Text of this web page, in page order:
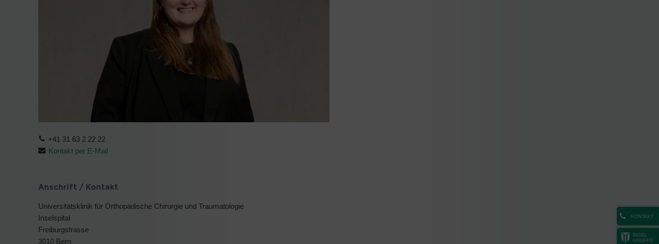
KONTAKT
INSEL
GRUPPE
+41 31 63 2 22 22
Kontakt per E-Mail
Anschrift / Kontakt
Universitätsklinik für Orthopädische Chirurgie und Traumatologie
Inselspital
Freiburgstrasse
3010 Bern